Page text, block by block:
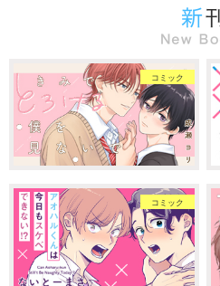
コミック
コミック